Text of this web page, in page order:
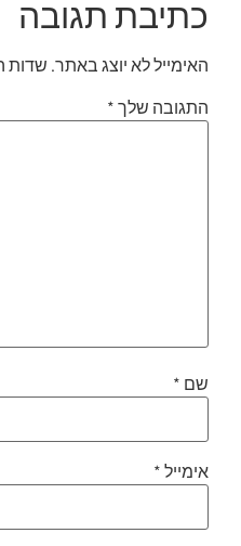
כתיבת תגובה
האימייל לא יוצג באתר. שדות
התגובה שלך*
שם *
אימייל*